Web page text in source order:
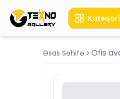
Əsas Səhifə Ofis